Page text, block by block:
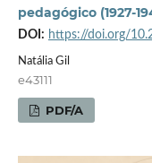
pedagógico (1927-
DOI: https://doi.org/
Natália Gil
e43111
PDF/A